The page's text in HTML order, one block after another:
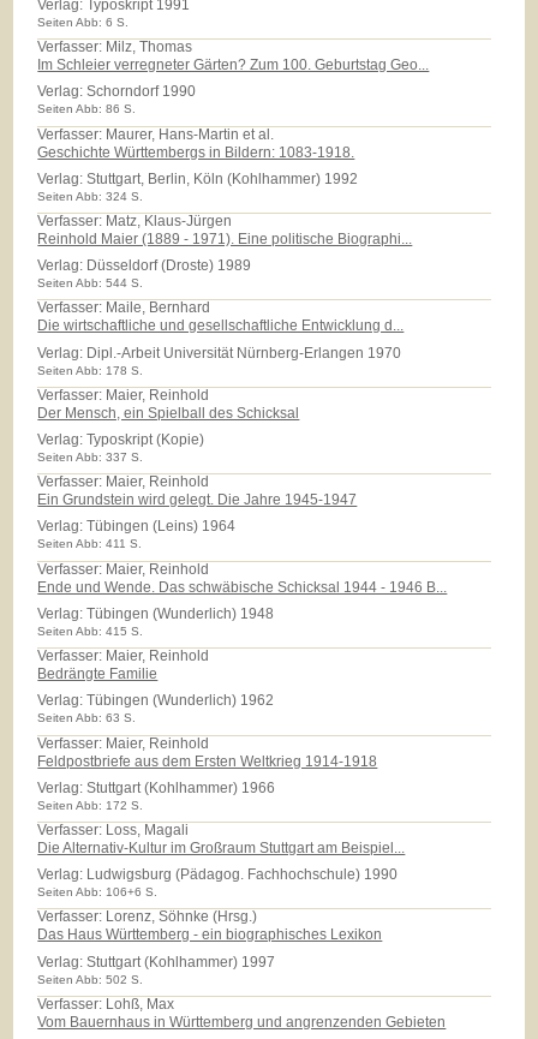
Verlag: Typoskript 1991
Seiten Abb: 6 S.
Verfasser: Milz, Thomas
Im Schleier verregneter Gärten? Zum 100. Geburtstag Geo...
Verlag:Schorndorf 1990
Seiten Abb: 86 S.
Verfasser: Maurer, Hans-Martin et al.
Geschichte Württembergs in Bildern: 1083-1918.
Verlag:Stuttgart, Berlin, Köln (Kohlhammer) 1992
Seiten Abb: 324 S.
Verfasser: Matz, Klaus-Jürgen
Reinhold Maier (1889 - 1971). Eine politische Biographi...
Verlag: Düsseldorf (Droste) 1989
Seiten Abb: 544 S.
Verfasser: Maile, Bernhard
Die wirtschaftliche und gesellschaftliche Entwicklung d...
Verlag: Dipl.-Arbeit Universität Nürnberg-Erlangen 1970
Seiten Abb: 178 S.
Verfasser: Maier, Reinhold
Der Mensch, ein Spielball des Schicksal
Verlag:Typoskript (Kopie)
Seiten Abb: 337 S.
Verfasser: Maier, Reinhold
Ein Grundstein wird gelegt. Die Jahre 1945-1947
Verlag:Tübingen (Leins) 1964
Seiten Abb: 411 S.
Verfasser: Maier, Reinhold
Ende und Wende. Das schwäbische Schicksal 1944 - 1946 B...
Verlag:Tübingen (Wunderlich) 1948
Seiten Abb: 415 S.
Verfasser: Maier, Reinhold
Bedrängte Familie
Verlag:Tübingen (Wunderlich) 1962
Seiten Abb: 63 S.
Verfasser: Maier, Reinhold
Feldpostbriefe aus dem Ersten Weltkrieg 1914-1918
Verlag:Stuttgart (Kohlhammer) 1966
Seiten Abb: 172 S.
Verfasser: Loss, Magali
Die Alternativ-Kultur im Großraum Stuttgart am Beispiel...
Verlag: Ludwigsburg (Pädagog. Fachhochschule) 1990
Seiten Abb: 106+6 S.
Verfasser: Lorenz, Söhnke (Hrsg.)
Das Haus Württemberg - ein biographisches Lexikon
Verlag:Stuttgart (Kohlhammer) 1997
Seiten Abb: 502 S.
Verfasser: Lohß, Max
Vom Bauernhaus in Württemberg und angrenzenden Gebieten